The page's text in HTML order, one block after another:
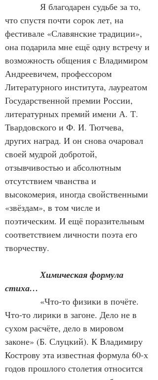
Я благодарен судьбе за то,
что спустя почти сорок лет, на
фестивале «Славянские традиции»,
она подарила мне ещё одну встречу и
возможность общения с Владимиром
Андреевичем, профессором
Литературного института, лауреатом
Государственной премии России,
литературных премий имени А. Т.
Твардовского и Ф. И. Тютчева,
других наград. И он снова очаровал
своей мудрой добротой,
отзывчивостью и абсолютным
отсутствием чванства и
высокомерия, иногда свойственными
«звёздам», в том числе и
поэтическим. И ещё поразительным
соответствием личности поэта его
творчеству.
Химическая формула
стиха…
«Что-то физики в почёте.
Что-то лирики в загоне. Дело не в
сухом расчёте, дело в мировом
законе» (Б. Слуцкий). К Владимиру
Кострову эта известная формула 60-х
годов прошлого столетия относится